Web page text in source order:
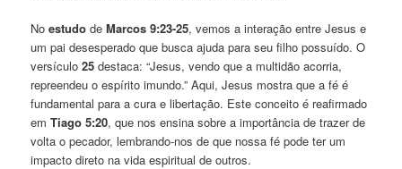
Noestudo deMarcos 9:23-25, vemos a interação entre Jesus e
um pai desesperado que busca ajuda para seu filho possuído. O
versículo25 destaca: “Jesus, vendo que a multidão acorria,
repreendeu o espírito imundo.” Aqui, Jesus mostra que a fé é
fundamental para a cura e libertação. Este conceito é reafirmado
emTiago 5:20, que nos ensina sobre a importância de trazer de
volta o pecador, lembrando-nos de que nossa fé pode ter um
impacto direto na vida espiritual de outros.